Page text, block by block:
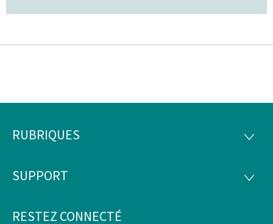
Pied
page
RUBRIQUES
SUPPORT
RESTEZ CONNECTÉ